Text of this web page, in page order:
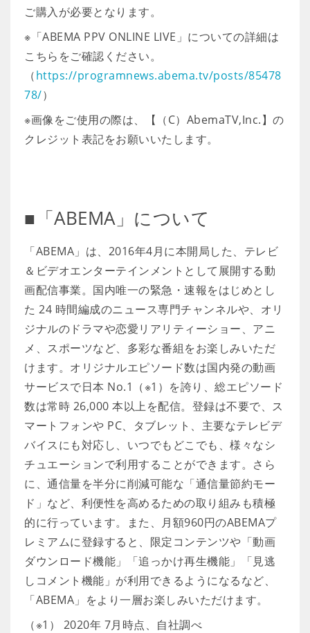
ご購入が必要となります。
※「ABEMA PPV ONLINE LIVE」についての詳細は
こちらをご確認ください。
（https://programnews.abema.tv/posts/85478
78/）
※画像をご使用の際は、【（C）AbemaTV,Inc.】の
クレジット表記をお願いいたします。
■「ABEMA」について
「ABEMA」は、2016年4月に本開局した、テレビ
＆ビデオエンターテインメントとして展開する動
画配信事業。国内唯一の緊急・速報をはじめとし
た 24 時間編成のニュース専門チャンネルや、オリ
ジナルのドラマや恋愛リアリティーショー、アニ
メ、スポーツなど、多彩な番組をお楽しみいただ
けます。オリジナルエピソード数は国内発の動画
サービスで日本 No.1（※1）を誇り、総エピソード
数は常時 26,000 本以上を配信。登録は不要で、ス
マートフォンや PC、タブレット、主要なテレビデ
バイスにも対応し、いつでもどこでも、様々なシ
チュエーションで利用することができます。さら
に、通信量を半分に削減可能な「通信量節約モー
ド」など、利便性を高めるための取り組みも積極
的に行っています。また、月額960円のABEMAプ
レミアムに登録すると、限定コンテンツや「動画
ダウンロード機能」「追っかけ再生機能」「見逃
しコメント機能」が利用できるようになるなど、
「ABEMA」をより一層お楽しみいただけます。
（※1） 2020年 7月時点、自社調べ